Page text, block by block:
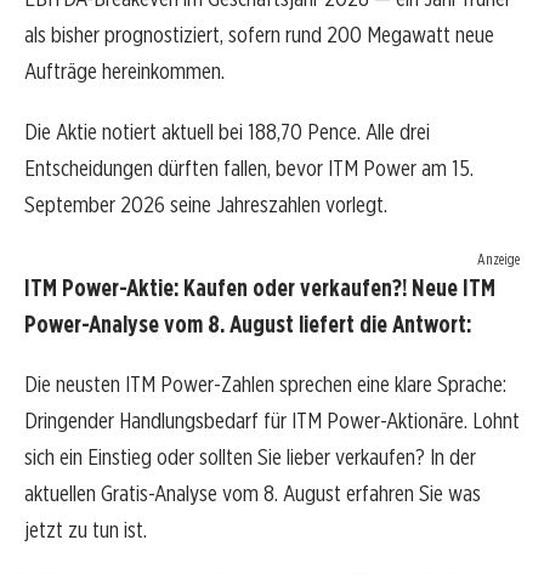
als bisher prognostiziert, sofern rund 200 Megawatt neue
Aufträge hereinkommen.
Die Aktie notiert aktuell bei 188,70 Pence. Alle drei
Entscheidungen dürften fallen, bevor ITM Power am 15.
September 2026 seine Jahreszahlen vorlegt.
Anzeige
ITM Power-Aktie: Kaufen oder verkaufen?! Neue ITM
Power-Analyse vom 8. August liefert die Antwort:
Die neusten ITM Power-Zahlen sprechen eine klare Sprache:
Dringender Handlungsbedarf für ITM Power-Aktionäre. Lohnt
sich ein Einstieg oder sollten Sie lieber verkaufen? In der
aktuellen Gratis-Analyse vom 8. August erfahren Sie was
jetzt zu tun ist.